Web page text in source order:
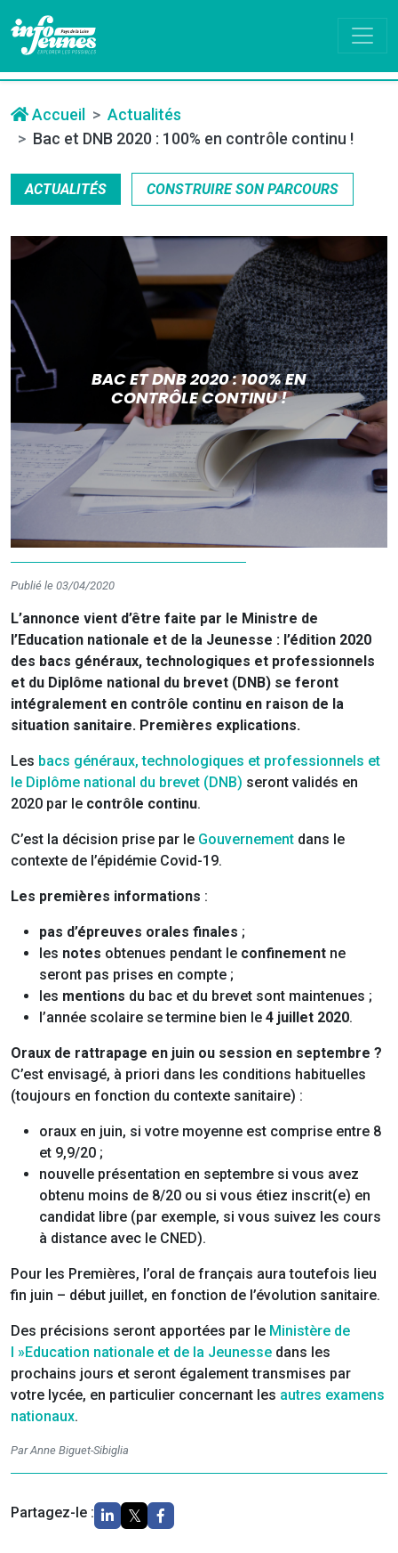
Accueil
Actualités
Bac et DNB 2020 : 100% en contrôle continu !
ACTUALITÉS CONSTRUIRE SON PARCOURS
BAC ET DNB 2020 : 100% EN
CONTRÔLE CONTINU !
Publié le 03/04/2020
L’annonce vient d’être faite par le Ministre de
l’Education nationale et de la Jeunesse : l’édition 2020
des bacs généraux, technologiques et professionnels
et du Diplôme national du brevet (DNB) se feront
intégralement en contrôle continu en raison de la
situation sanitaire. Premières explications.
Les bacs généraux, technologiques et professionnels et
le Diplôme national du brevet (DNB) seront validés en
2020 par le contrôle continu.
C’est la décision prise par le Gouvernement dans le
contexte de l’épidémie Covid-19.
Les premières informations :
pas d’épreuves orales finales ;
les notes obtenues pendant le confinement ne
seront pas prises en compte ;
les mentions du bac et du brevet sont maintenues ;
l’année scolaire se termine bien le 4 juillet 2020.
Oraux de rattrapage en juin ou session en septembre ?
C’est envisagé, à priori dans les conditions habituelles
(toujours en fonction du contexte sanitaire) :
oraux en juin, si votre moyenne est comprise entre 8
et 9,9/20 ;
nouvelle présentation en septembre si vous avez
obtenu moins de 8/20 ou si vous étiez inscrit(e) en
candidat libre (par exemple, si vous suivez les cours
à distance avec le CNED).
Pour les Premières, l’oral de français aura toutefois lieu
fin juin – début juillet, en fonction de l’évolution sanitaire.
Des précisions seront apportées par le Ministère de
l »Education nationale et de la Jeunesse dans les
prochains jours et seront également transmises par
votre lycée, en particulier concernant les autres examens
nationaux.
Par Anne Biguet-Sibiglia
Partagez-le :